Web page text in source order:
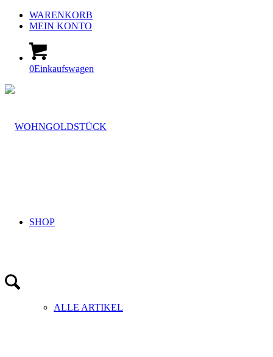
WARENKORB
MEIN KONTO
0Einkaufswagen
SHOP
ALLE ARTIKEL